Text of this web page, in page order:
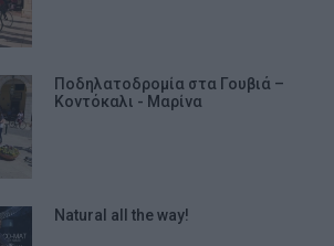
Ποδηλατοδρομία στα Γουβιά –
Κοντόκαλι - Μαρίνα
Natural all the way!